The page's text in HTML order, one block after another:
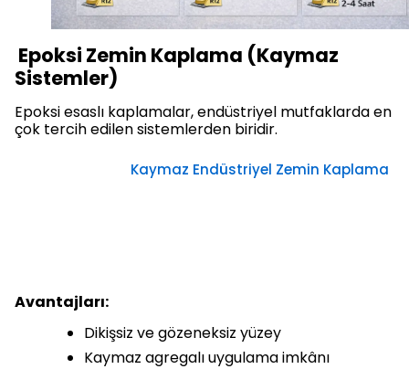
Epoksi Zemin Kaplama (Kaymaz
Sistemler)
Epoksi esaslı kaplamalar, endüstriyel mutfaklarda en
çok tercih edilen sistemlerden biridir.
Kaymaz Endüstriyel Zemin Kaplama
Avantajları:
Dikişsiz ve gözeneksiz yüzey
Kaymaz agregalı uygulama imkânı